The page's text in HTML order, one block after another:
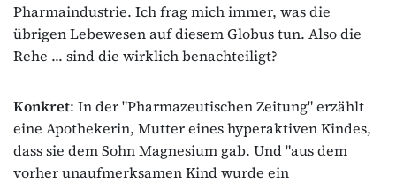
Pharmaindustrie. Ich frag mich immer, was die
übrigen Lebewesen auf diesem Globus tun. Also die
Rehe ... sind die wirklich benachteiligt?
Konkret: In der "Pharmazeutischen Zeitung" erzählt
eine Apothekerin, Mutter eines hyperaktiven Kindes,
dass sie dem Sohn Magnesium gab. Und "aus dem
vorher unaufmerksamen Kind wurde ein